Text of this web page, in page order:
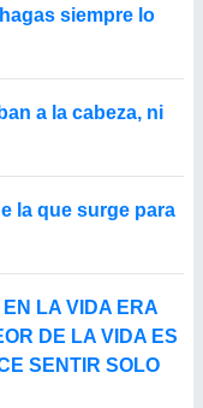
siempre lo
a la cabeza, ni
la que surge para
LA VIDA ERA
DE LA VIDA ES
SENTIR SOLO